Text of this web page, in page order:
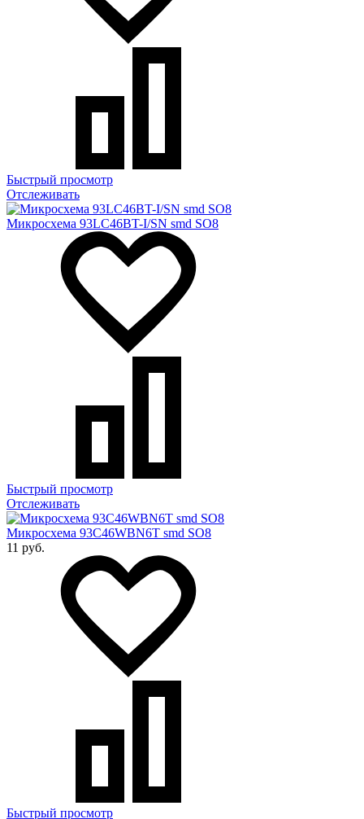
Быстрый просмотр
Отслеживать
Микросхема 93LC46BT-I/SN smd SO8
Быстрый просмотр
Отслеживать
Микросхема 93C46WBN6T smd SO8
11 руб.
Быстрый просмотр